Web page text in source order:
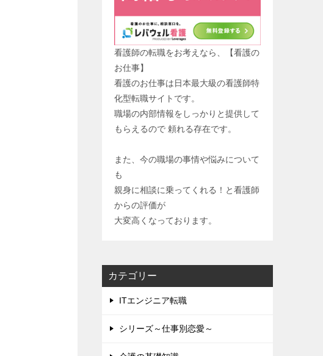
看護師の転職をお考えなら、【看護の
お仕事】
看護のお仕事は日本最大級の看護師特
化型転職サイトです。
職場の内部情報をしっかりと提供して
もらえるので 頼れる存在です。
また、今の職場の事情や悩みについて
も
親身に相談に乗ってくれる！と看護師
からの評価が
大変高くなっております。
カテゴリー
ITエンジニア転職
シリーズ～仕事別恋愛～